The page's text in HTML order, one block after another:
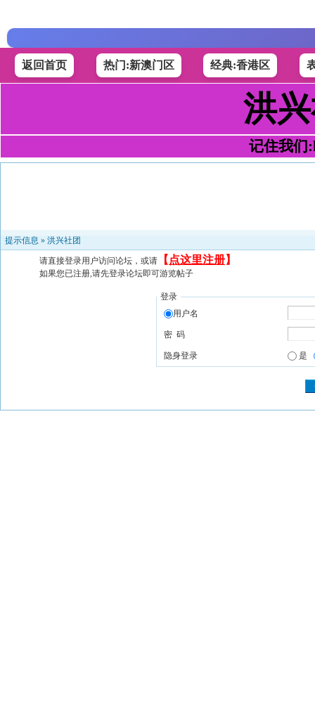
返回首页 热门:新澳门区 经典:香港区
洪
记住我们
提示信息 » 洪兴社团
请直接登录用户访问论坛，或请 【 点这里注册】
如果您已注册,请先登录论坛即可游览帖子
登录
用户名
密 码
隐身登录 是